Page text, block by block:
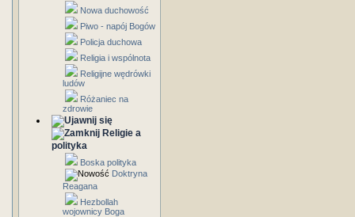
Nowa duchowość
Piwo - napój Bogów
Policja duchowa
Religia i wspólnota
Religijne wędrówki
ludów
Różaniec na
zdrowie
Religie a
polityka
Boska polityka
Doktryna
Reagana
Hezbollah
wojownicy Boga